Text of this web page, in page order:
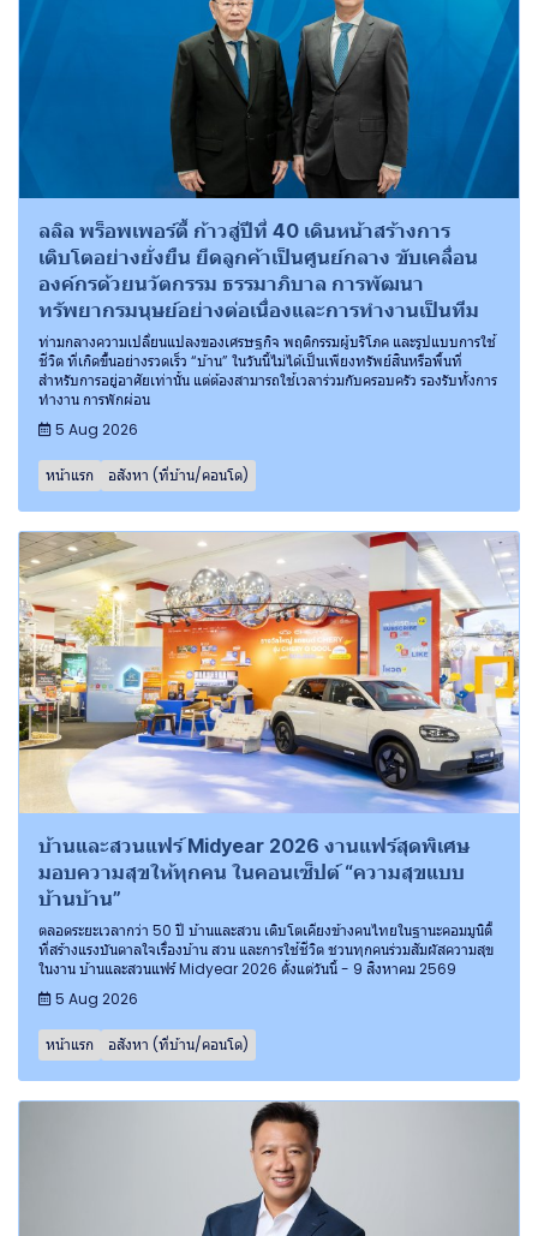
ลลิล พร็อพเพอร์ตี้ ก้าวสู่ปีที่ 40 เดินหน้าสร้างการ
เติบโตอย่างยั่งยืน ยึดลูกค้าเป็นศูนย์กลาง ขับเคลื่อน
องค์กรด้วยนวัตกรรม ธรรมาภิบาล การพัฒนา
ทรัพยากรมนุษย์อย่างต่อเนื่องและการทำงานเป็นทีม
ท่ามกลางความเปลี่ยนแปลงของเศรษฐกิจ พฤติกรรมผู้บริโภค และรูปแบบการใช้
ชีวิต ที่เกิดขึ้นอย่างรวดเร็ว “บ้าน” ในวันนี้ไม่ได้เป็นเพียงทรัพย์สินหรือพื้นที่
สำหรับการอยู่อาศัยเท่านั้น แต่ต้องสามารถใช้เวลาร่วมกับครอบครัว รองรับทั้งการ
ทำงาน การพักผ่อน
5 Aug 2026
หน้าแรก อสังหา (ที่บ้าน/คอนโด)
บ้านและสวนแฟร์ Midyear 2026 งานแฟร์สุดพิเศษ
มอบความสุขให้ทุกคน ในคอนเซ็ปต์ “ความสุขแบบ
บ้านบ้าน”
ตลอดระยะเวลากว่า 50 ปี บ้านและสวน เติบโตเคียงข้างคนไทยในฐานะคอมมูนิตี้
ที่สร้างแรงบันดาลใจเรื่องบ้าน สวน และการใช้ชีวิต ชวนทุกคนร่วมสัมผัสความสุข
ในงาน บ้านและสวนแฟร์ Midyear 2026 ตั้งแต่วันนี้ - 9 สิงหาคม 2569
5 Aug 2026
หน้าแรก อสังหา (ที่บ้าน/คอนโด)